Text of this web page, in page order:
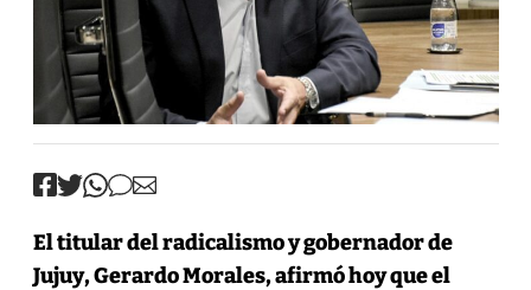
El titular del radicalismo y gobernador de
Jujuy, Gerardo Morales, afirmó hoy que el